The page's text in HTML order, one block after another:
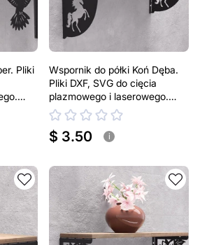
Pliki
Wspornik do półki Koń Dęba.
Pliki DXF, SVG do cięcia
plazmowego i laserowego.
Uchwyt do półki
$ 3.50 i